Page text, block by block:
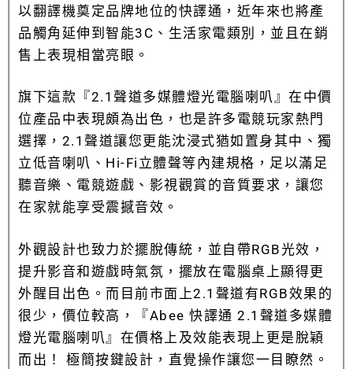
以翻譯機奠定品牌地位的快譯通，近年來也將產
品觸角延伸到智能3C、生活家電類別，並且在銷
售上表現相當亮眼。
旗下這款『2.1聲道多媒體燈光電腦喇叭』在中價
位產品中表現頗為出色，也是許多電競玩家熱門
選擇，2.1聲道讓您更能沈浸式猶如置身其中、獨
立低音喇叭、Hi-Fi立體聲等內建規格，足以滿足
聽音樂、電競遊戲、影視觀賞的音質要求，讓您
在家就能享受震撼音效。
外觀設計也致力於擺脫傳統，並自帶RGB光效，
提升影音和遊戲時氣氛，擺放在電腦桌上顯得更
外醒目出色。而目前市面上2.1聲道有RGB效果的
很少，價位較高，『Abee 快譯通 2.1聲道多媒體
燈光電腦喇叭』在價格上及效能表現上更是脫穎
而出！ 極簡按鍵設計，直覺操作讓您一目瞭然。